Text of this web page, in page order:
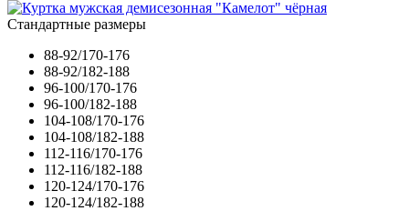
Стандартные размеры
88-92/170-176
88-92/182-188
96-100/170-176
96-100/182-188
104-108/170-176
104-108/182-188
112-116/170-176
112-116/182-188
120-124/170-176
120-124/182-188